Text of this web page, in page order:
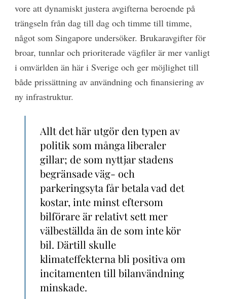
vore att dynamiskt justera avgifterna beroende på
trängseln från dag till dag och timme till timme,
något som Singapore undersöker. Brukaravgifter för
broar, tunnlar och prioriterade vägfiler är mer vanligt
i omvärlden än här i Sverige och ger möjlighet till
både prissättning av användning och finansiering av
ny infrastruktur.
Allt det här utgör den typen av
politik som många liberaler
gillar; de som nyttjar stadens
begränsade väg- och
parkeringsyta får betala vad det
kostar, inte minst eftersom
bilförare är relativt sett mer
välbeställda än de som inte kör
bil. Därtill skulle
klimateffekterna bli positiva om
incitamenten till bilanvändning
minskade.